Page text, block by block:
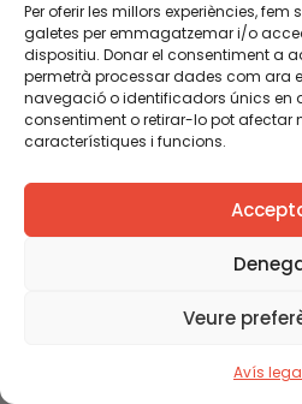
Per oferir les millors experiències,
galetes per emmagatzemar i/o
dispositiu. Donar el consentiment a
permetrà processar dades com ara
navegació o identificadors únics en
consentiment o retirar-lo pot afectar
característiques i funcions.
Veure
Avís